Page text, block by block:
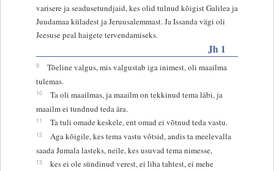
varisere ja seadusetundjaid, kes olid tulnud kõigist Galilea ja
Juudamaa küladest ja Jeruusalemmast. Ja Issanda vägi oli
Jeesuse peal haigete tervendamiseks.
Jh 1
9
Tõeline valgus, mis valgustab iga inimest, oli maailma
tulemas.
10
Ta oli maailmas, ja maailm on tekkinud tema läbi, ja
maailm ei tundnud teda ära.
11 Ta tuli omade keskele, ent omad ei võtnud teda vastu.
12
Aga kõigile, kes tema vastu võtsid, andis ta meelevalla
saada Jumala lasteks, neile, kes usuvad tema nimesse,
13
kes ei ole sündinud verest, ei liha tahtest, ei mehe